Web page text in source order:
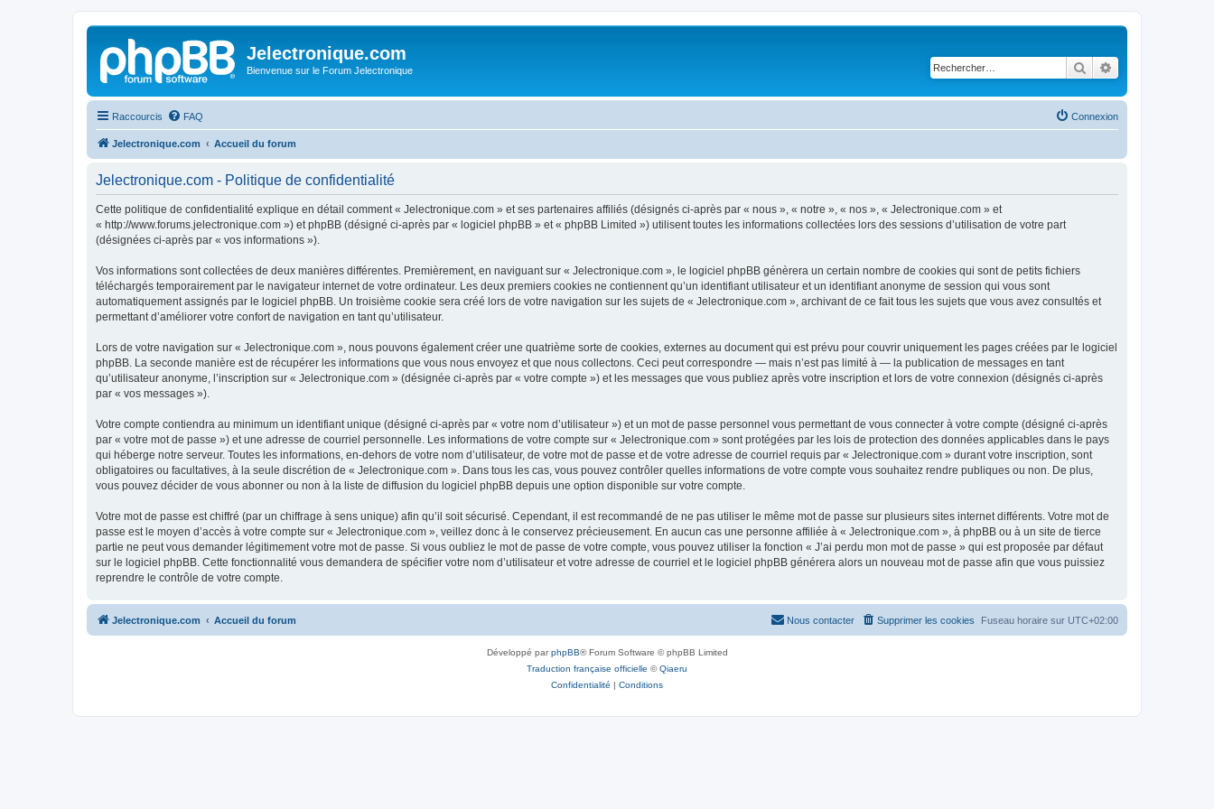
Jelectronique.com
Bienvenue sur le Forum Jelectronique Rechercher
Raccourcis FAQ Connexion
Jelectronique.com Accueil du forum
Jelectronique.com - Politique de confidentialité
Cette politique de confidentialité explique en détail comment « Jelectronique.com » et ses partenaires affiliés (désignés ci-après par « nous », « notre », « nos », « Jelectronique.com » et
« http://www.forums.jelectronique.com ») et phpBB (désigné ci-après par « logiciel phpBB » et « phpBB Limited ») utilisent toutes les informations collectées lors des sessions d’utilisation de votre part
(désignées ci-après par « vos informations »).
Vos informations sont collectées de deux manières différentes. Premièrement, en naviguant sur « Jelectronique.com », le logiciel phpBB génèrera un certain nombre de cookies qui sont de petits fichiers
téléchargés temporairement par le navigateur internet de votre ordinateur. Les deux premiers cookies ne contiennent qu’un identifiant utilisateur et un identifiant anonyme de session qui vous sont
automatiquement assignés par le logiciel phpBB. Un troisième cookie sera créé lors de votre navigation sur les sujets de « Jelectronique.com », archivant de ce fait tous les sujets que vous avez consultés et
permettant d’améliorer votre confort de navigation en tant qu’utilisateur.
Lors de votre navigation sur « Jelectronique.com », nous pouvons également créer une quatrième sorte de cookies, externes au document qui est prévu pour couvrir uniquement les pages créées par le logiciel
phpBB. La seconde manière est de récupérer les informations que vous nous envoyez et que nous collectons. Ceci peut correspondre — mais n’est pas limité à — la publication de messages en tant
qu’utilisateur anonyme, l’inscription sur « Jelectronique.com » (désignée ci-après par « votre compte ») et les messages que vous publiez après votre inscription et lors de votre connexion (désignés ci-après
par « vos messages »).
Votre compte contiendra au minimum un identifiant unique (désigné ci-après par « votre nom d’utilisateur ») et un mot de passe personnel vous permettant de vous connecter à votre compte (désigné ci-après
par « votre mot de passe ») et une adresse de courriel personnelle. Les informations de votre compte sur « Jelectronique.com » sont protégées par les lois de protection des données applicables dans le pays
qui héberge notre serveur. Toutes les informations, en-dehors de votre nom d’utilisateur, de votre mot de passe et de votre adresse de courriel requis par « Jelectronique.com » durant votre inscription, sont
obligatoires ou facultatives, à la seule discrétion de « Jelectronique.com ». Dans tous les cas, vous pouvez contrôler quelles informations de votre compte vous souhaitez rendre publiques ou non. De plus,
vous pouvez décider de vous abonner ou non à la liste de diffusion du logiciel phpBB depuis une option disponible sur votre compte.
Votre mot de passe est chiffré (par un chiffrage à sens unique) afin qu’il soit sécurisé. Cependant, il est recommandé de ne pas utiliser le même mot de passe sur plusieurs sites internet différents. Votre mot de
passe est le moyen d’accès à votre compte sur « Jelectronique.com », veillez donc à le conservez précieusement. En aucun cas une personne affiliée à « Jelectronique.com », à phpBB ou à un site de tierce
partie ne peut vous demander légitimement votre mot de passe. Si vous oubliez le mot de passe de votre compte, vous pouvez utiliser la fonction « J’ai perdu mon mot de passe » qui est proposée par défaut
sur le logiciel phpBB. Cette fonctionnalité vous demandera de spécifier votre nom d’utilisateur et votre adresse de courriel et le logiciel phpBB générera alors un nouveau mot de passe afin que vous puissiez
reprendre le contrôle de votre compte.
Jelectronique.com Accueil du forum Fuseau horaire sur UTC+02:00
Supprimer les cookies
Nous contacter
Développé parphpBB® Forum Software © phpBB Limited
Traduction française officielle ©Qiaeru
Confidentialité | Conditions